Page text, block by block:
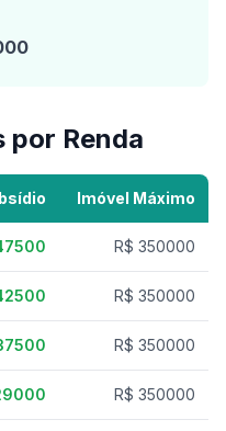
por Renda
Imóvel Máximo
R$ 350000
R$ 350000
R$ 350000
R$ 350000